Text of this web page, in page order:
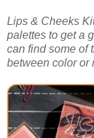
Lips & Cheeks
palettes to get a
can find some of
between color or